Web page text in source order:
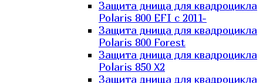
Защита днища для квадроцикла
Polaris 800 EFI с 2011-
Защита днища для квадроцикла
Polaris 800 Forest
Защита днища для квадроцикла
Polaris 850 X2
Защита днища для квадроцикла